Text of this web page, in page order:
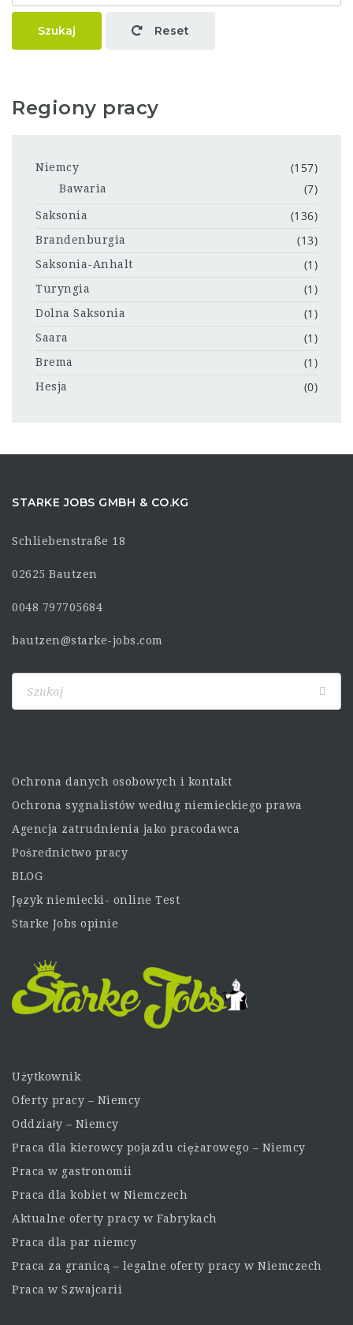
Szukaj Reset
Regiony pracy
Niemcy (157)
Bawaria (7)
Saksonia (136)
Brandenburgia (13)
Saksonia-Anhalt (1)
Turyngia (1)
Dolna Saksonia (1)
Saara (1)
Brema (1)
Hesja (0)
STARKE JOBS GMBH & CO.KG
Schliebenstraße 18
02625 Bautzen
0048 797705684
bautzen@starke-jobs.com
Ochrona danych osobowych i kontakt
Ochrona sygnalistów według niemieckiego prawa
Agencja zatrudnienia jako pracodawca
Pośrednictwo pracy
BLOG
Język niemiecki- online Test
Starke Jobs opinie
Użytkownik
Oferty pracy – Niemcy
Oddziały – Niemcy
Praca dla kierowcy pojazdu ciężarowego – Niemcy
Praca w gastronomii
Praca dla kobiet w Niemczech
Aktualne oferty pracy w Fabrykach
Praca dla par niemcy
Praca za granicą – legalne oferty pracy w Niemczech
Praca w Szwajcarii